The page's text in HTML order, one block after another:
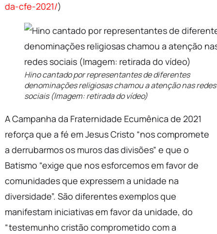
da-cfe-2021/)
Hino cantado por representantes de diferentes
denominações religiosas chamou a atenção nas redes
sociais (Imagem: retirada do vídeo)
A Campanha da Fraternidade Ecumênica de 2021
reforça que a fé em Jesus Cristo “nos compromete
a derrubarmos os muros das divisões” e que o
Batismo “exige que nos esforcemos em favor de
comunidades que expressem a unidade na
diversidade”. São diferentes exemplos que
manifestam iniciativas em favor da unidade, do
“testemunho cristão comprometido com a